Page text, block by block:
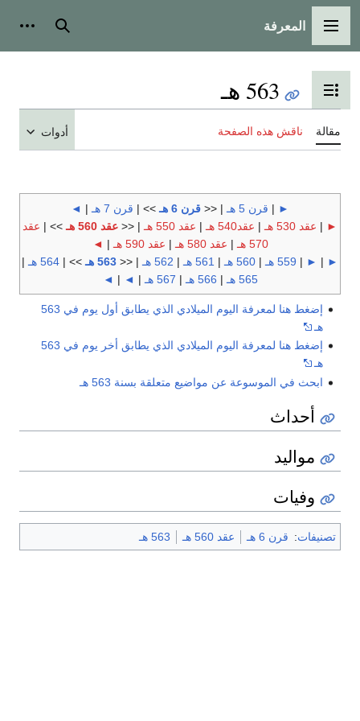
القائمة الرئيسية
المعرفة بحث
تبديل عرض جدول المحتويات
563 هـ
مقالة ناقش هذه الصفحة أدوات
►
| قرن 5 هـ | << قرن 6 هـ >> | قرن 7 هـ |
◄
►
| عقد 530 هـ | عقد540 هـ | عقد 550 هـ | << عقد 560 هـ >> | عقد
570 هـ
| عقد 580 هـ | عقد 590 هـ |
◄
►
|
►
| 559 هـ | 560 هـ | 561 هـ | 562 هـ | << 563 هـ >> | 564 هـ
|
565 هـ
| 566 هـ | 567 هـ |
◄
|
◄
إضغط هنا لمعرفة اليوم الميلادي الذي يطابق أول يوم في 563
هـ
إضغط هنا لمعرفة اليوم الميلادي الذي يطابق أخر يوم في 563
هـ
ابحث في الموسوعة عن مواضيع متعلقة بسنة 563 هـ
أحداث
مواليد
وفيات
تصنيفات: قرن 6 هـ عقد 560 هـ 563 هـ